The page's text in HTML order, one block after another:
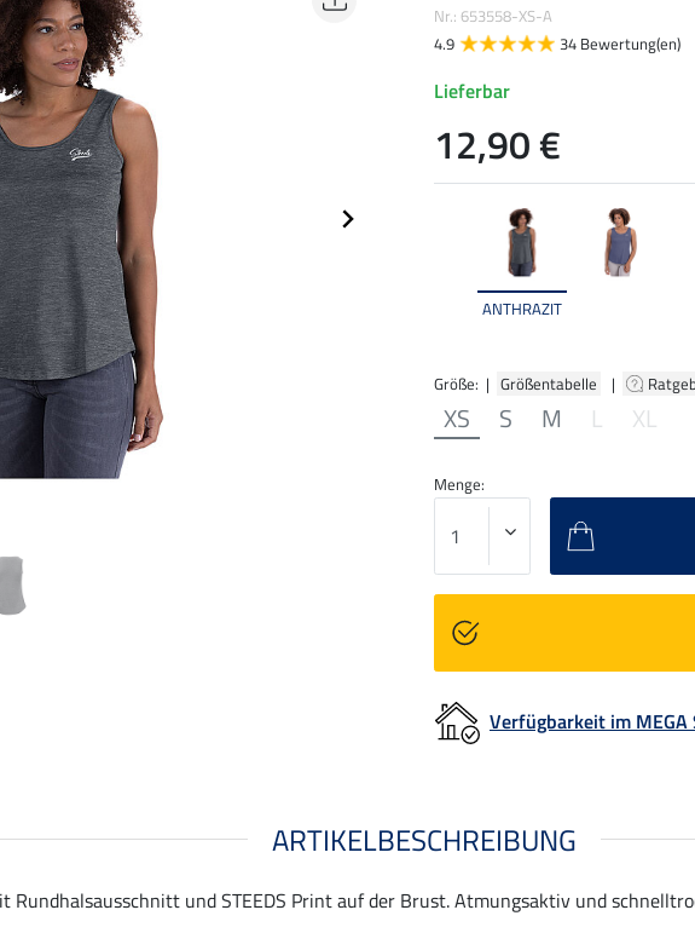
ANTHRAZIT
Größe: | Größentabelle |
XS S M L XL
Nr.: 653558-XS-A
4.9
34 Bewertung(en)
Lieferbar
12,90 €
Menge:
Verfügbarkeit im MEGA
ARTIKELBESCHREIBUNG
Rundhalsausschnitt und STEEDS Print auf der Brust. Atmungsaktiv und